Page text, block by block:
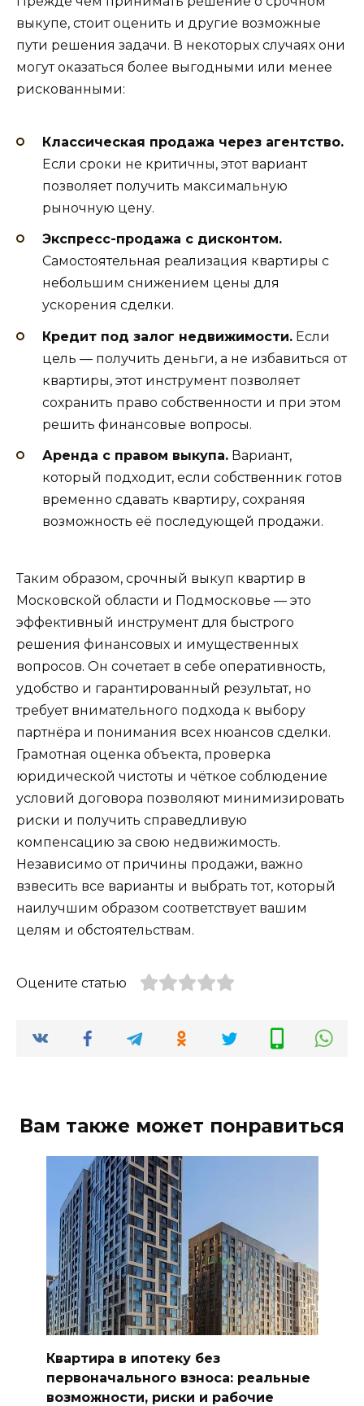
выкупе, стоит оценить и другие возможные
пути решения задачи. В некоторых случаях они
могут оказаться более выгодными или менее
рискованными:
Классическая продажа через агентство.
Если сроки не критичны, этот вариант
позволяет получить максимальную
рыночную цену.
Экспресс-продажа с дисконтом.
Самостоятельная реализация квартиры с
небольшим снижением цены для
ускорения сделки.
Кредит под залог недвижимости. Если
цель — получить деньги, а не избавиться от
квартиры, этот инструмент позволяет
сохранить право собственности и при этом
решить финансовые вопросы.
Аренда с правом выкупа. Вариант,
который подходит, если собственник готов
временно сдавать квартиру, сохраняя
возможность её последующей продажи.
Таким образом, срочный выкуп квартир в
Московской области и Подмосковье — это
эффективный инструмент для быстрого
решения финансовых и имущественных
вопросов. Он сочетает в себе оперативность,
удобство и гарантированный результат, но
требует внимательного подхода к выбору
партнёра и понимания всех нюансов сделки.
Грамотная оценка объекта, проверка
юридической чистоты и чёткое соблюдение
условий договора позволяют минимизировать
риски и получить справедливую
компенсацию за свою недвижимость.
Независимо от причины продажи, важно
взвесить все варианты и выбрать тот, который
наилучшим образом соответствует вашим
целям и обстоятельствам.
Оцените статью
Вам также может понравиться
Квартира в ипотеку без
первоначального взноса: реальные
возможности, риски и рабочие